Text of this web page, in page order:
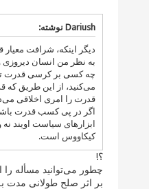
Dariush نوشته:
دیگر اینکه، شرافت
به نظر من انسان دیروزی
چه کسی بر کرسی قدرت
می‌‌کنید، از این طریق
قدرت را امری اخلاقی
اگر در پی کسب قدرت
ابزارهای سیاست اویند
کیکاووس است.
؟!
چطور می‌توانید مسأله
بر اثر صلح طولانی مدت